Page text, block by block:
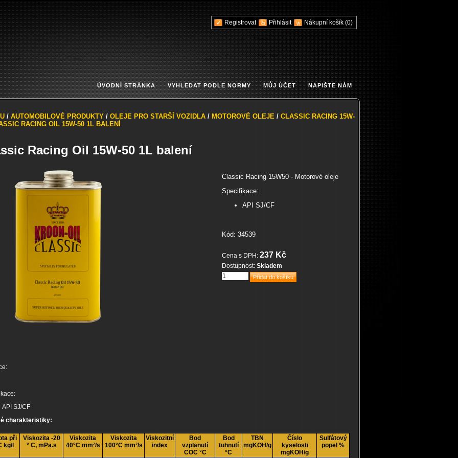
Registrovat Přihlásit Nákupní košík (0)
ÚVODNÍ STRÁNKA VYHLEDAT PODLE NORMY MŮJ ÚČET NAPIŠTE NÁM
/ AUTOMOBILOVÉ PRODUKTY / OLEJE PRO STARŠÍ VOZIDLA / MOTOROVÉ OLEJE / CLASSIC RACING 15W-
RACING OIL 15W-50 1L BALENÍ
Racing Oil 15W-50 1L balení
Classic Racing 15W50 - Motorové oleje
Specifikace:
API SJ/CF
Kód: 34539
Cena s DPH: 237 Kč
Dostupnost: Skladem
API SJ/CF
charakteristiky:
při
kg/l
Viskozita -20
° C, mPa.s
Viskozita
40°C mm²/s
Viskozita
100°C mm²/s
Viskozitní
index
Bod
vzplanutí
COC °C
Bod
tuhnutí
°C
TBN
mgKOH/g
Číslo
kyselosti
mgKOH/g
Sulfátový
popel %